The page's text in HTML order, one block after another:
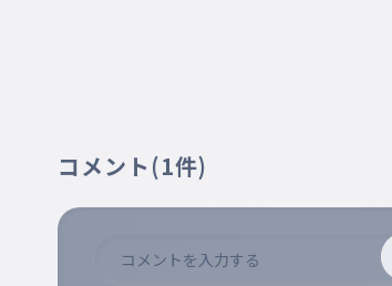
コメント (1件)